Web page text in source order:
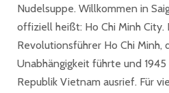
Nudelsuppe. Willkommen in
offiziell heißt: Ho Chi Minh City.
Revolutionsführer Ho Chi Minh,
Unabhängigkeit führte und
Republik Vietnam ausrief. Für